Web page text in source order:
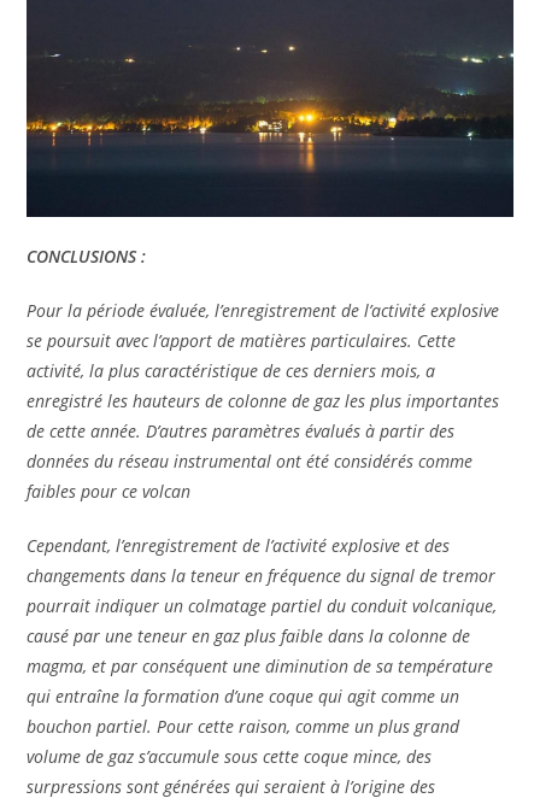
CONCLUSIONS :
Pour la période évaluée, l’enregistrement de l’activité explosive
se poursuit avec l’apport de matières particulaires. Cette
activité, la plus caractéristique de ces derniers mois, a
enregistré les hauteurs de colonne de gaz les plus importantes
de cette année. D’autres paramètres évalués à partir des
données du réseau instrumental ont été considérés comme
faibles pour ce volcan
Cependant, l’enregistrement de l’activité explosive et des
changements dans la teneur en fréquence du signal de tremor
pourrait indiquer un colmatage partiel du conduit volcanique,
causé par une teneur en gaz plus faible dans la colonne de
magma, et par conséquent une diminution de sa température
qui entraîne la formation d’une coque qui agit comme un
bouchon partiel. Pour cette raison, comme un plus grand
volume de gaz s’accumule sous cette coque mince, des
surpressions sont générées qui seraient à l’origine des